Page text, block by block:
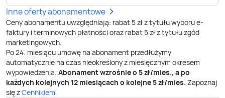
Inne oferty abonamentowe
Ceny abonamentu uwzględniają: rabat 5 zł z tytułu wyboru e-
faktury i terminowych płatności oraz rabat 5 zł z tytułu zgód
marketingowych.
Po24. miesiącu umowę na abonament przedłużymy
automatycznie na czas nieokreślony z miesięcznym okresem
wypowiedzenia. Abonament wzrośnie o 5zł/mies., a po
każdych kolejnych 12 miesiącach o kolejne5zł/mies. Zapoznaj
się zCennikiem.